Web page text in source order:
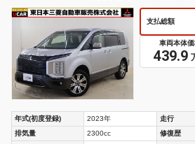
ト 車検整備
支払総額
車両本体
439.9
年式(初度登録) 2023年 走行
排気量
2300cc 修復歴